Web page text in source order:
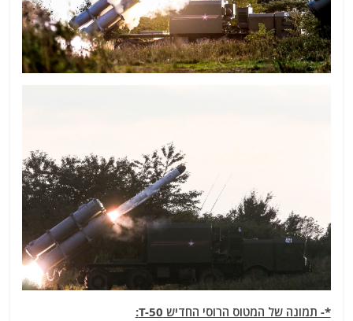
*- תמונה של המטוס הרוסי החדיש T-50: